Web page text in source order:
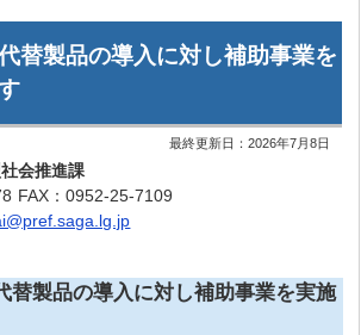
替製品の導入に対し補助事業を
最終更新日：2026年7月8日
会推進課
FAX：0952-25-7109
替製品の導入に対し補助事業を実施